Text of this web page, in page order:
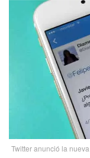
Twitter anunció la